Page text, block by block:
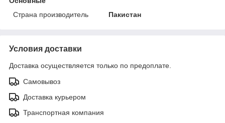
Страна производитель
Пакистан
Условия доставки
Доставка осуществляется только по предоплате.
Самовывоз
Доставка курьером
Транспортная компания